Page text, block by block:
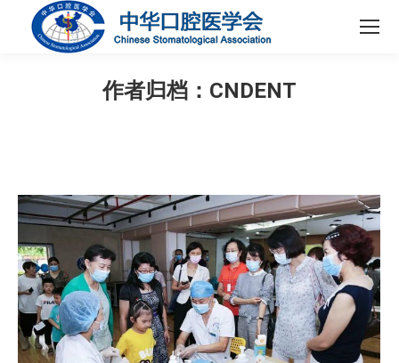
作者归档： CNDENT